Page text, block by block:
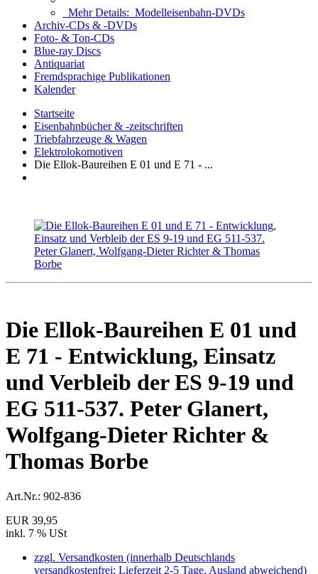
Mehr Details: Modelleisenbahn-DVDs
Archiv-CDs & -DVDs
Foto- & Ton-CDs
Blue-ray Discs
Antiquariat
Fremdsprachige Publikationen
Kalender
Startseite
Eisenbahnbücher & -zeitschriften
Triebfahrzeuge & Wagen
Elektrolokomotiven
Die Ellok-Baureihen E 01 und E 71 - ...
Die Ellok-Baureihen E 01 und
E 71 - Entwicklung, Einsatz
und Verbleib der ES 9-19 und
EG 511-537. Peter Glanert,
Wolfgang-Dieter Richter &
Thomas Borbe
Art.Nr.: 902-836
EUR 39,95
inkl. 7 % USt
zzgl. Versandkosten (innerhalb Deutschlands
versandkostenfrei; Lieferzeit 2-5 Tage, Ausland abweichend)